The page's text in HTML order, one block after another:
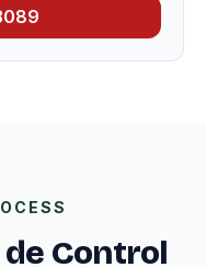
Control